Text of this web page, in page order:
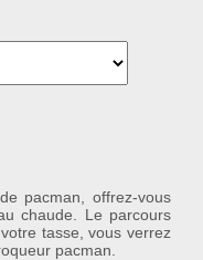
au panier
pacman, offrez-vous
chaude. Le parcours
tasse, vous verrez
pacman.